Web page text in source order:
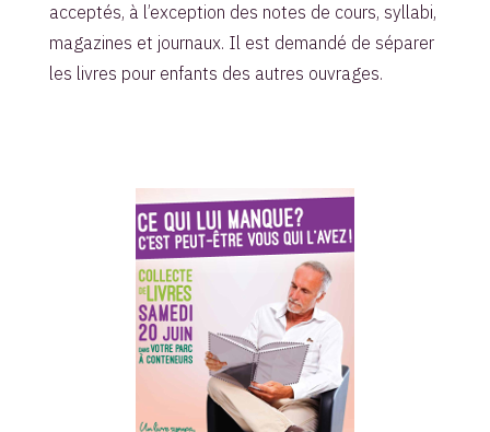
acceptés, à l’exception des notes de cours, syllabi,
magazines et journaux. Il est demandé de séparer
les livres pour enfants des autres ouvrages.